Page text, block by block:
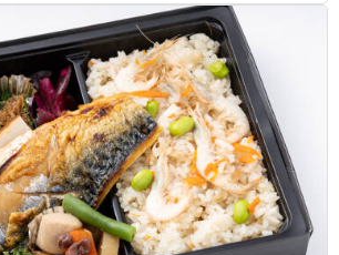
タッフから評価された点は、魚と生姜焼
弁当は珍しいとスタッフも喜んでおりま
当を持ち帰ったスタッフがいたほどでし
・撮影›スタジオ撮影
2026/04/22